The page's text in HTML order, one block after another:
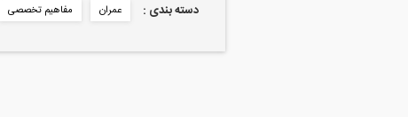
دسته بندی : عمران مفاهیم تخصصی